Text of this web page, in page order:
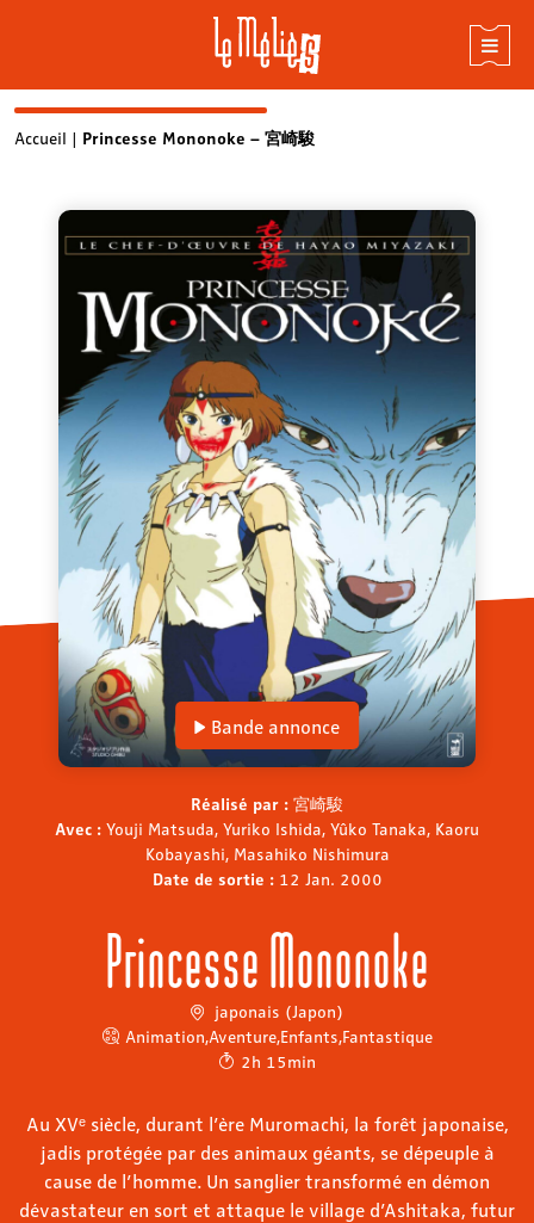
SkipAccueil | Princesse Mononoke – 宮崎駿
Bande annonce
Réalisé par : 宮崎駿
Avec : Youji Matsuda, Yuriko Ishida, Yûko Tanaka, Kaoru
Kobayashi, Masahiko Nishimura
Date de sortie : 12 Jan. 2000
Princesse Mononoke
japonais (Japon)
Animation,Aventure,Enfants,Fantastique
2h 15min
Au XVᵉ siècle, durant l’ère Muromachi, la forêt japonaise,
jadis protégée par des animaux géants, se dépeuple à
cause de l’homme. Un sanglier transformé en démon
dévastateur en sort et attaque le village d’Ashitaka, futur